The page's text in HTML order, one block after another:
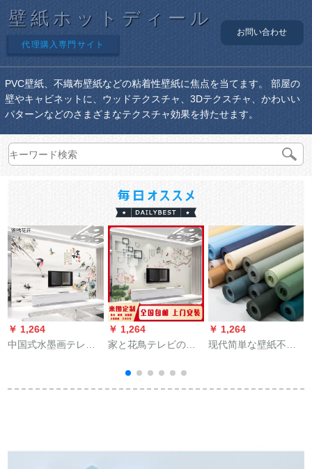
壁紙ホットディール
代理購入専門サイト
お問い合わせ
PVC壁紙、不織布壁紙などの粘着性壁紙に焦点を当てます。 部屋の
壁やキャビネットに、ウッドテクスチャ、3Dテクスチャ、かわいい
パターンなどのさまざまなテクスチャ効果を持たせます。
￥ 1,264
中国式水墨画テレビ
壁紙3 D立体映像壁紙
です。
￥ 1,264
家と花鳥テレビの背
とテレビの壁の壁画
は簡単に現代家庭用
￥ 1,264
现代简単な壁紙不织
地・无地・无地・无
欧壁紙居間テレビ背